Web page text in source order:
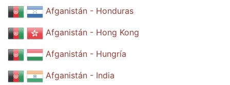
Afganistán - Honduras
Afganistán - Hong Kong
Afganistán - Hungría
Afganistán - India